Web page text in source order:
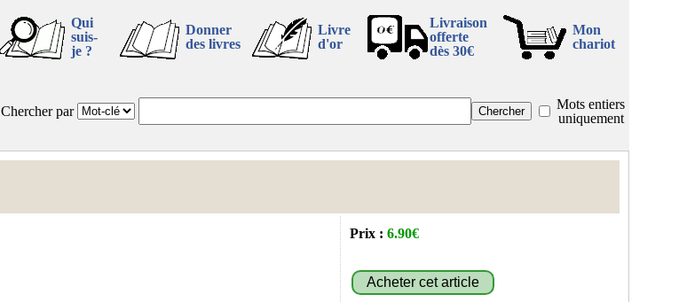
Qui
suis-
je ?
Donner
des livres
Livre
d'or
Livraison
offerte
dès 30€
Mon
chariot
Chercher par
Mots entiers
uniquement
Prix : 6.90€